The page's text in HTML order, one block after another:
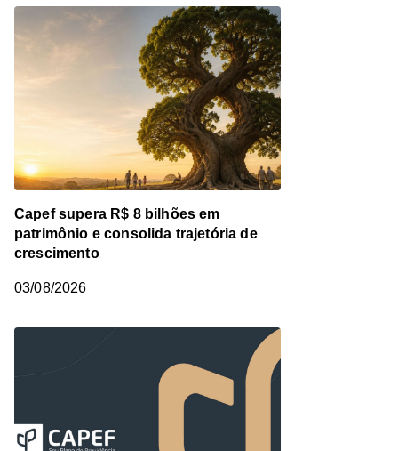
Capef supera R$ 8 bilhões em
patrimônio e consolida trajetória de
crescimento
03/08/2026